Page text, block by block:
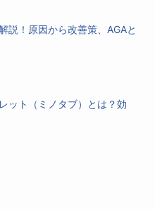
説！原因から改善策、AGAと
ット（ミノタブ）とは？効